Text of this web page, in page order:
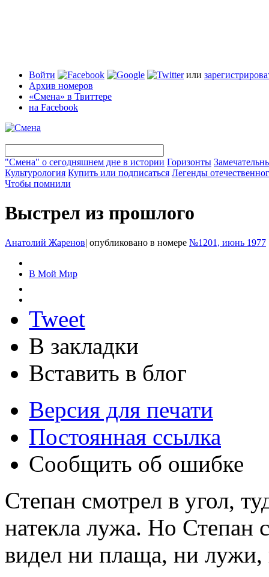
Войти или
Архив номеров
«Смена» в Твиттере
на Facebook
"Смена" о сегодняшнем дне в истории Горизонты
Культурология Купить или подписаться Легенды
Чтобы помнили
Выстрел из прошлого
Анатолий Жаренов| опубликовано в номере №1201, июнь 1977
В Мой Мир
Tweet
В закладки
Вставить в блог
Версия для печати
Постоянная ссылка
Сообщить об ошибке
Степан смотрел в угол,
натекла лужа. Но Степан
видел ни плаща, ни